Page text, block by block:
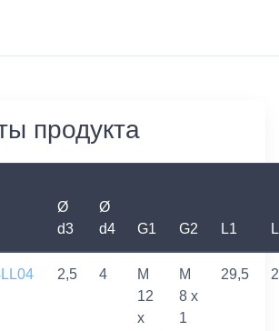
продукта
Ø
d3
Ø
d4
G1 G2 L1
2,5 4
M
12
x
M
8 x
1
29,5